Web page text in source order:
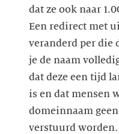
dat ze ook naar
Een redirect met
veranderd per die
je de naam
dat deze een tijd
is en dat mensen
domeinnaam
verstuurd